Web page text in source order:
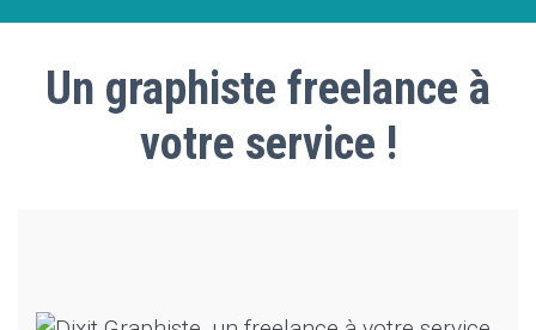
Un graphiste freelance à
votre service !